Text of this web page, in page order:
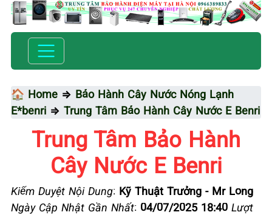
🏠 Home ⇒ Bảo Hành Cây Nước Nóng Lạnh
E*benri ⇒ Trung Tâm Bảo Hành Cây Nước E Benri
Trung Tâm Bảo Hành
Cây Nước E Benri
Kiểm Duyệt Nội Dung: Kỹ Thuật Trưởng - Mr Long
Ngày Cập Nhật Gần Nhất: 04/07/2025 18:40 Lượt